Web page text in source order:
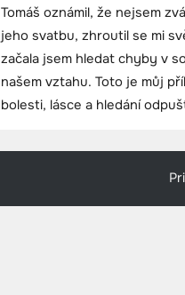
Tomáš oznámil, že nejsem
jeho svatbu, zhroutil se mi
začala jsem hledat chyby v
našem vztahu. Toto je můj
bolesti, lásce a hledání